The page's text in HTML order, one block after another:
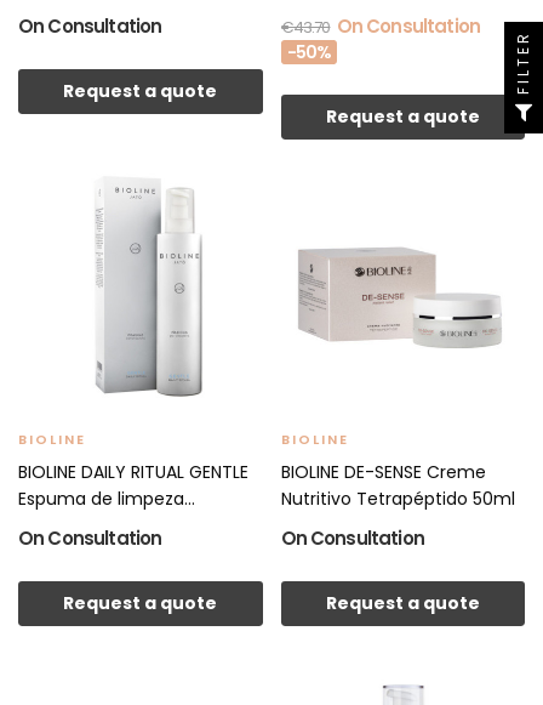
On Consultation
Request a quote
€43.70 On Consultation
-50%
Request a quote
BIOLINE
BIOLINE DAILY RITUAL GENTLE
Espuma de limpeza...
On Consultation
Request a quote
BIOLINE
BIOLINE DE-SENSE Creme
Nutritivo Tetrapéptido 50ml
On Consultation
Request a quote
FILTER